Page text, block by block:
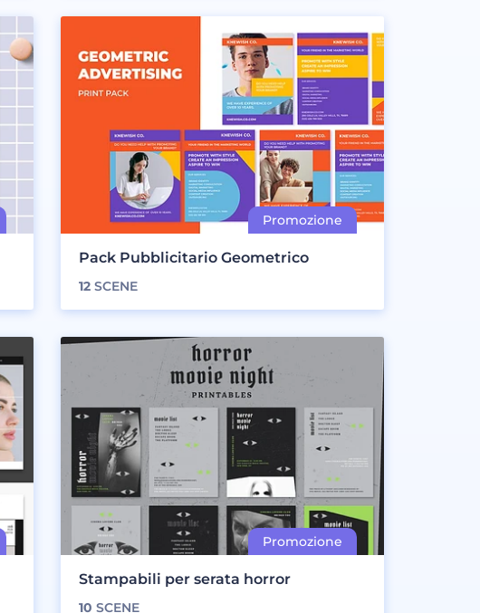
Pack Pubblicitario Geometrico
12SCENE
Stampabili per serata horror
10 SCENE